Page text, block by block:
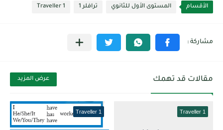
الأقسام المستوى الأول للثانوي ترافلر 1 Traveller 1
مقالات قد تهمك عرض المزيد
Traveller 1
Traveller 1